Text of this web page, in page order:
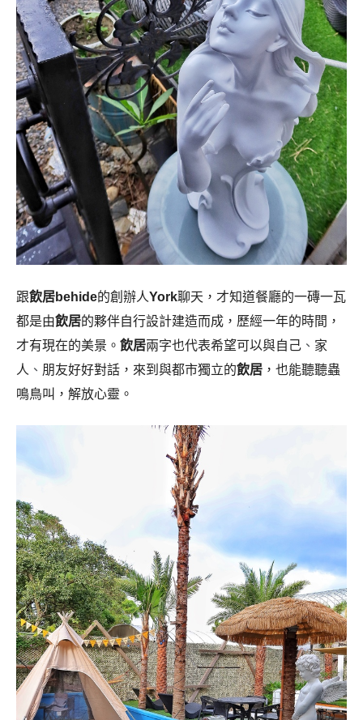
跟飲居behide的創辦人York聊天，才知道餐廳的一磚一瓦
都是由飲居的夥伴自行設計建造而成，歷經一年的時間，
才有現在的美景。 飲居兩字也代表希望可以與自己 、 家
人 、 朋友好好對話，來到與都市獨立的飲居 ，也能聽聽蟲
鳴鳥叫，解放心靈。